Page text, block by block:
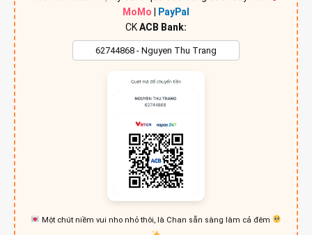
MoMo
PayPal
CKACB Bank:
Một chút niềm vui nho nhỏ thôi, là Chan sẵn sàng làm cả đêm